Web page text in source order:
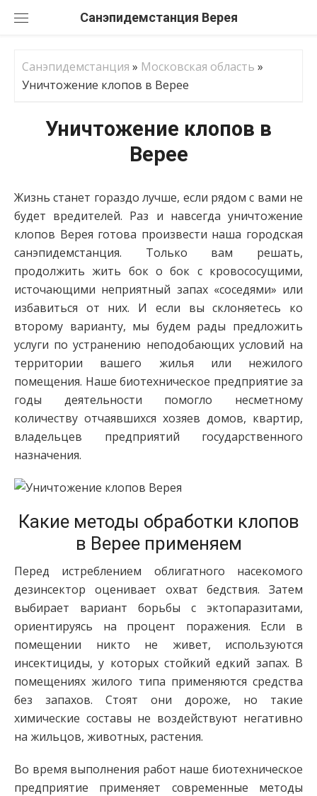
Санэпидемстанция
Санэпидемстанция » Московская область »
Уничтожение клопов в Верее
Уничтожение клопов в
Верее
Жизнь станет гораздо лучше, если рядом с вами не
будет вредителей. Раз и навсегда уничтожение
клопов Верея готова произвести наша городская
санэпидемстанция. Только вам решать,
продолжить жить бок о бок с кровососущими,
источающими неприятный запах «соседями» или
избавиться от них. И если вы склоняетесь ко
второму варианту, мы будем рады предложить
услуги по устранению неподобающих условий на
территории вашего жилья или нежилого
помещения. Наше биотехническое предприятие за
годы деятельности помогло несметному
количеству отчаявшихся хозяев домов, квартир,
владельцев предприятий государственного
назначения.
Какие методы обработки клопов
в Верее применяем
Перед истреблением облигатного насекомого
дезинсектор оценивает охват бедствия. Затем
выбирает вариант борьбы с эктопаразитами,
ориентируясь на процент поражения. Если в
помещении никто не живет, используются
инсектициды, у которых стойкий едкий запах. В
помещениях жилого типа применяются средства
без запахов. Стоят они дороже, но такие
химические составы не воздействуют негативно
на жильцов, животных, растения.
Во время выполнения работ наше биотехническое
предприятие применяет современные методы